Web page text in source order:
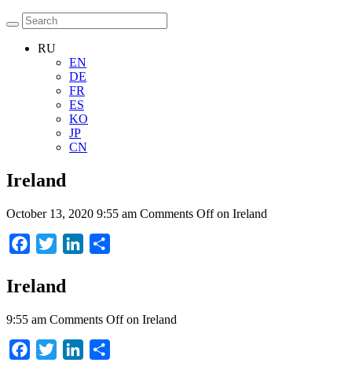
RU
EN
DE
FR
ES
KO
JP
CN
Ireland
October 13, 2020 9:55 am Comments Offon Ireland
Facebook
Twitter LinkedIn
Ireland
9:55 am Comments Offon Ireland
Facebook
Twitter LinkedIn